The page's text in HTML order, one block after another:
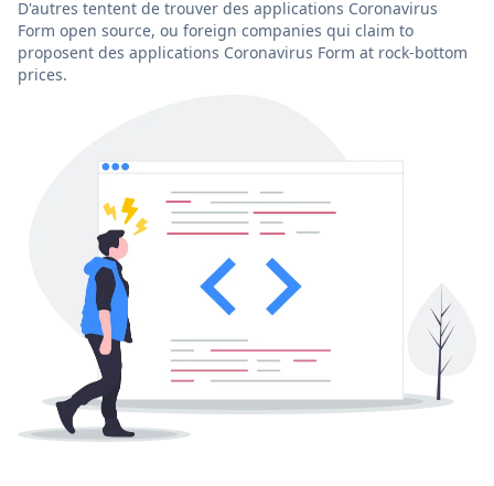
D'autres tentent de trouver des applications Coronavirus
Form open source, ou foreign companies qui claim to
proposent des applications Coronavirus Form at rock-bottom
prices.